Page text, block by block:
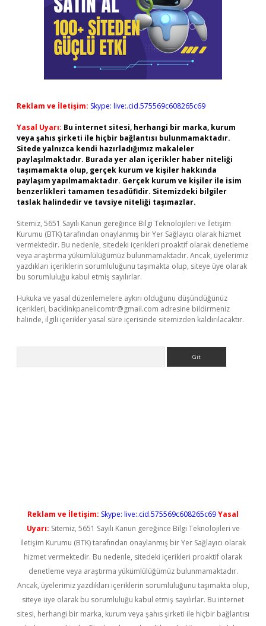
Reklam ve İletişim: Skype: live:.cid.575569c608265c69
Yasal Uyarı: Bu internet sitesi, herhangi bir marka, kurum
veya şahıs şirketi ile hiçbir bağlantısı bulunmamaktadır.
Sitede yalnızca kendi hazırladığımız makaleler
paylaşılmaktadır. Burada yer alan içerikler haber niteliği
taşımamakta olup, gerçek kurum ve kişiler hakkında
paylaşım yapılmamaktadır. Gerçek kurum ve kişiler ile isim
benzerlikleri tamamen tesadüfidir. Sitemizdeki bilgiler
taslak halindedir ve tavsiye niteliği taşımazlar.
Sitemiz, 5651 Sayılı Kanun gereğince Bilgi Teknolojileri ve İletişim
Kurumu (BTK) tarafından onaylanmış bir Yer Sağlayıcı olarak hizmet
vermektedir. Bu nedenle, sitedeki içerikleri proaktif olarak denetleme
veya araştırma yükümlülüğümüz bulunmamaktadır. Ancak, üyelerimiz
yazdıkları içeriklerin sorumluluğunu taşımakta olup, siteye üye olarak
bu sorumluluğu kabul etmiş sayılırlar.
Hukuka ve yasal düzenlemelere aykırı olduğunu düşündüğünüz
içerikleri, backlinkpanelicomtr@gmail.com adresine bildirmeniz
halinde, ilgili içerikler yasal süre içerisinde sitemizden kaldırılacaktır.
Reklam ve İletişim: Skype: live:.cid.575569c608265c69Yasal
Uyarı: Sitemiz, 5651 Sayılı Kanun gereğince Bilgi Teknolojileri ve
İletişim Kurumu (BTK) tarafından onaylanmış bir Yer Sağlayıcı olarak
hizmet vermektedir. Bu nedenle, sitedeki içerikleri proaktif olarak
denetleme veya araştırma yükümlülüğümüz bulunmamaktadır.
Ancak, üyelerimiz yazdıkları içeriklerin sorumluluğunu taşımakta olup,
siteye üye olarak bu sorumluluğu kabul etmiş sayılırlar. Bu internet
sitesi, herhangi bir marka, kurum veya şahıs şirketi ile hiçbir bağlantısı